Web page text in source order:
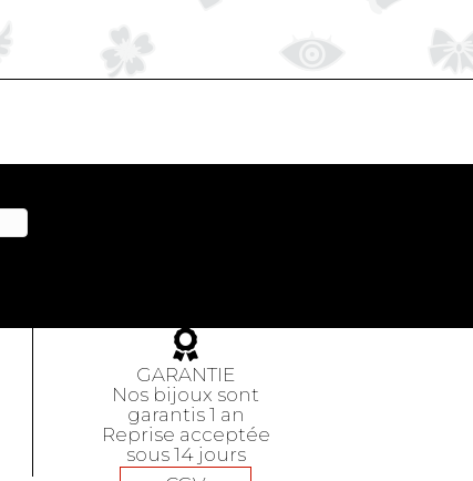
GARANTIE
Nos bijoux sont
garantis 1 an
Reprise acceptée
sous 14 jours